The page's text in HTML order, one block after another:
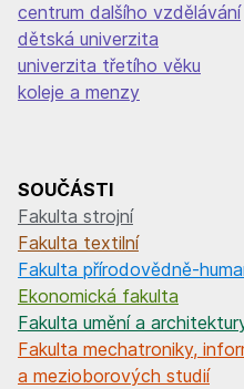
centrum dalšího vzdělávání
dětská univerzita
univerzita třetího věku
koleje a menzy
SOUČÁSTI
Fakulta strojní
Fakulta textilní
Fakulta přírodovědně-
Ekonomická fakulta
Fakulta umění a
Fakulta mechatroniky,
a mezioborových studií